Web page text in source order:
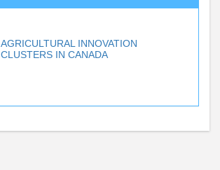
AGRICULTURAL INNOVATION
CLUSTERS IN CANADA